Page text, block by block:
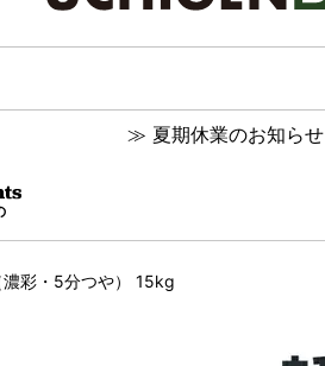
≫ 夏期休業のお知らせ
彩・5分つや） 15kg